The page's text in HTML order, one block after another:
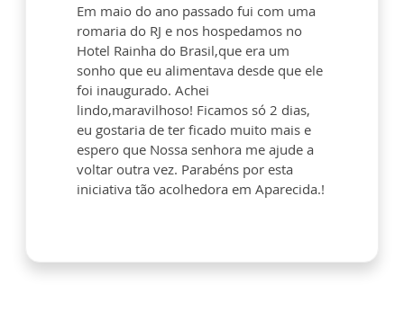
Em maio do ano passado fui com uma
romaria do RJ e nos hospedamos no
Hotel Rainha do Brasil,que era um
sonho que eu alimentava desde que ele
foi inaugurado. Achei
lindo,maravilhoso! Ficamos só 2 dias,
eu gostaria de ter ficado muito mais e
espero que Nossa senhora me ajude a
voltar outra vez. Parabéns por esta
iniciativa tão acolhedora em Aparecida.!